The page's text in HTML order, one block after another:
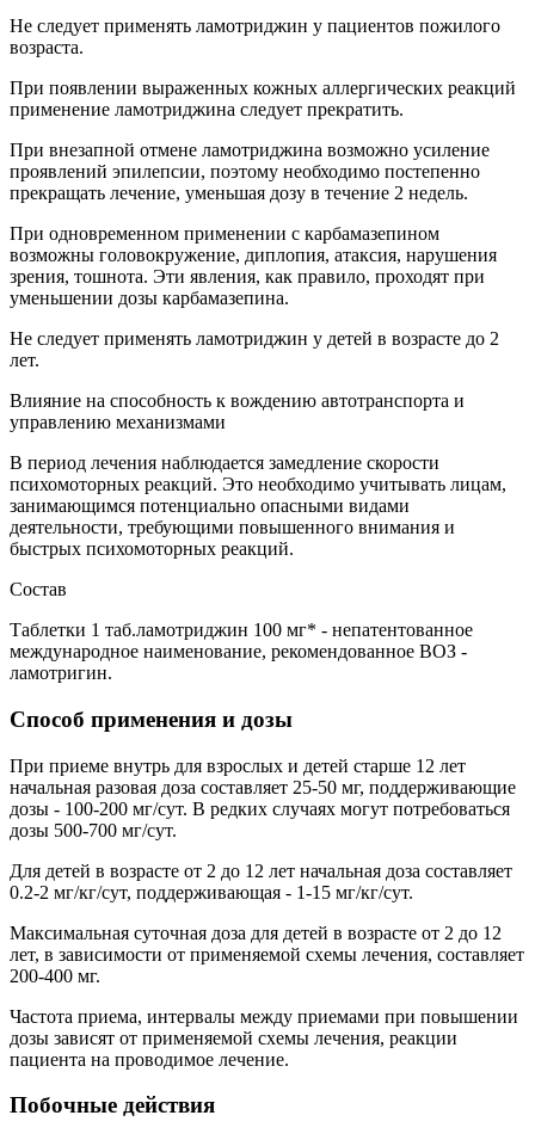
Не следует применять ламотриджин у пациентов пожилого
возраста.
При появлении выраженных кожных аллергических реакций
применение ламотриджина следует прекратить.
При внезапной отмене ламотриджина возможно усиление
проявлений эпилепсии, поэтому необходимо постепенно
прекращать лечение, уменьшая дозу в течение 2 недель.
При одновременном применении с карбамазепином
возможны головокружение, диплопия, атаксия, нарушения
зрения, тошнота. Эти явления, как правило, проходят при
уменьшении дозы карбамазепина.
Не следует применять ламотриджин у детей в возрасте до 2
лет.
Влияние на способность к вождению автотранспорта и
управлению механизмами
В период лечения наблюдается замедление скорости
психомоторных реакций. Это необходимо учитывать лицам,
занимающимся потенциально опасными видами
деятельности, требующими повышенного внимания и
быстрых психомоторных реакций.
Состав
Таблетки 1 таб.ламотриджин 100 мг* - непатентованное
международное наименование, рекомендованное ВОЗ -
ламотригин.
Способ применения и дозы
При приеме внутрь для взрослых и детей старше 12 лет
начальная разовая доза составляет 25-50 мг, поддерживающие
дозы - 100-200 мг/сут. В редких случаях могут потребоваться
дозы 500-700 мг/сут.
Для детей в возрасте от 2 до 12 лет начальная доза составляет
0.2-2 мг/кг/сут, поддерживающая - 1-15 мг/кг/сут.
Максимальная суточная доза для детей в возрасте от 2 до 12
лет, в зависимости от применяемой схемы лечения, составляет
200-400 мг.
Частота приема, интервалы между приемами при повышении
дозы зависят от применяемой схемы лечения, реакции
пациента на проводимое лечение.
Побочные действия